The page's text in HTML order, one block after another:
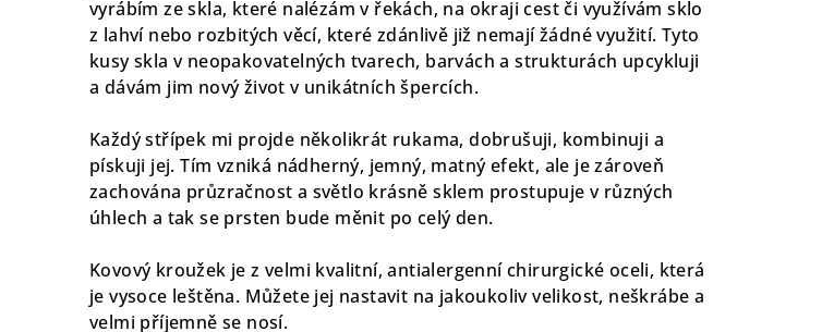
5
hvězdiček.
vyrábím ze skla, které nalézám v řekách, na okraji cest či využívám sklo
z lahví nebo rozbitých věcí, které zdánlivě již nemají žádné využití. Tyto
kusy skla v neopakovatelných tvarech, barvách a strukturách upcykluji
a dávám jim nový život v unikátních špercích.
Každý střípek mi projde několikrát rukama, dobrušuji, kombinuji a
pískuji jej. Tím vzniká nádherný, jemný, matný efekt, ale je zároveň
zachována průzračnost a světlo krásně sklem prostupuje v různých
úhlech a tak se prsten bude měnit po celý den.
Kovový kroužek je z velmi kvalitní, antialergenní chirurgické oceli, která
je vysoce leštěna. Můžete jej nastavit na jakoukoliv velikost, neškrábe a
velmi příjemně se nosí.